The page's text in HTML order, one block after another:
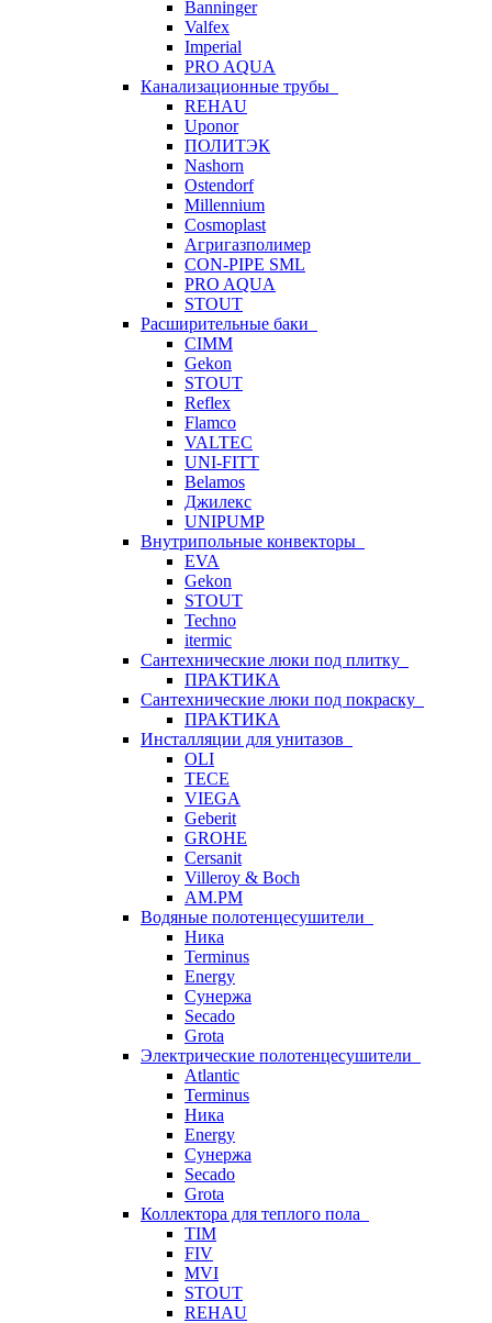
Banninger
Valfex
Imperial
PRO AQUA
Канализационные трубы
REHAU
Uponor
ПОЛИТЭК
Nashorn
Ostendorf
Millennium
Cosmoplast
Агригазполимер
CON-PIPE SML
PRO AQUA
STOUT
Расширительные баки
CIMM
Gekon
STOUT
Reflex
Flamco
VALTEC
UNI-FITT
Belamos
Джилекс
UNIPUMP
Внутрипольные конвекторы
EVA
Gekon
STOUT
Techno
itermic
Сантехнические люки под плитку
ПРАКТИКА
Сантехнические люки под покраску
ПРАКТИКА
Инсталляции для унитазов
OLI
TECE
VIEGA
Geberit
GROHE
Cersanit
Villeroy & Boch
AM.PM
Водяные полотенцесушители
Ника
Terminus
Energy
Сунержа
Secado
Grota
Электрические полотенцесушители
Atlantic
Terminus
Ника
Energy
Сунержа
Secado
Grota
Коллектора для теплого пола
TIM
FIV
MVI
STOUT
REHAU